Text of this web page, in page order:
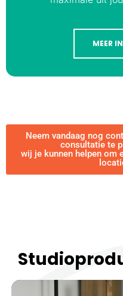
MEER
Neem vandaag nog
consultatie te
wij je kunnen helpen om